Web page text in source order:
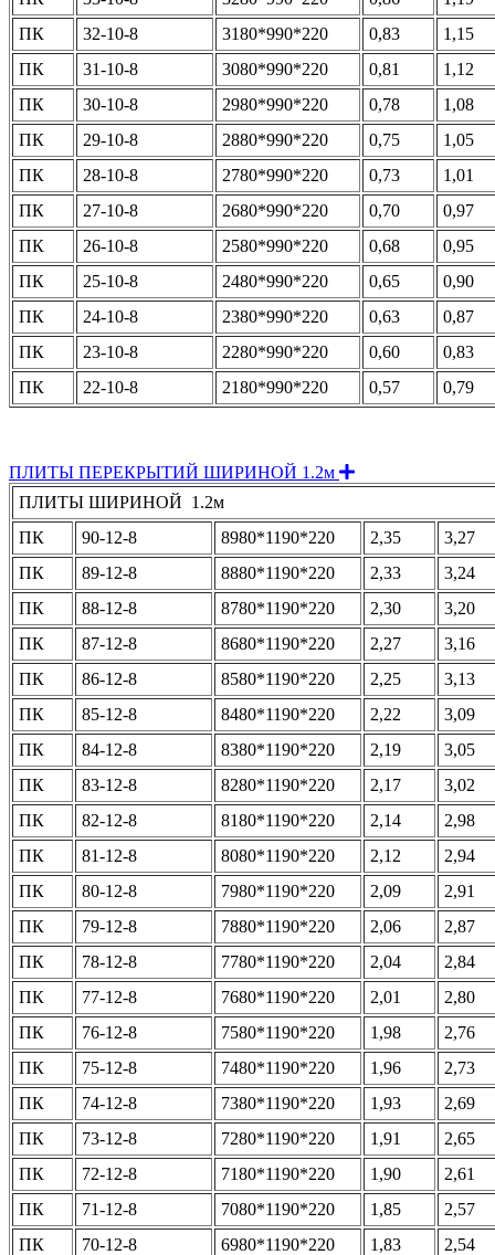
ПК
32-10-8 3180*990*220 0,83
1,15
ПК
31-10-8 3080*990*220 0,81
1,12
ПК
30-10-8 2980*990*220 0,78
1,08
ПК
29-10-8 2880*990*220 0,75
1,05
ПК
28-10-8 2780*990*220 0,73
1,01
ПК
27-10-8 2680*990*220 0,70
0,97
ПК
26-10-8 2580*990*220 0,68
0,95
ПК
25-10-8 2480*990*220 0,65
0,90
ПК
24-10-8 2380*990*220 0,63
0,87
ПК
23-10-8 2280*990*220 0,60
0,83
ПК
22-10-8 2180*990*220 0,57 0,79
ПЛИТЫ ПЕРЕКРЫТИЙ ШИРИНОЙ 1.2м Expand
ПЛИТЫ ШИРИНОЙ 1.2м
ПК
90-12-8 8980*1190*220 2,35
3,27
ПК
89-12-8 8880*1190*220 2,33
3,24
ПК
88-12-8 8780*1190*220 2,30
3,20
ПК
87-12-8 8680*1190*220 2,27
3,16
ПК
86-12-8 8580*1190*220 2,25
3,13
ПК
85-12-8 8480*1190*220 2,22
3,09
ПК
84-12-8 8380*1190*220 2,19
3,05
ПК
83-12-8 8280*1190*220 2,17
3,02
ПК
82-12-8 8180*1190*220 2,14
2,98
ПК
81-12-8 8080*1190*220 2,12
2,94
ПК
80-12-8 7980*1190*220 2,09
2,91
ПК
79-12-8 7880*1190*220 2,06
2,87
ПК
78-12-8 7780*1190*220 2,04
2,84
ПК
77-12-8 7680*1190*220 2,01
2,80
ПК
76-12-8 7580*1190*220 1,98
2,76
ПК
75-12-8 7480*1190*220 1,96
2,73
ПК
74-12-8 7380*1190*220 1,93
2,69
ПК
73-12-8 7280*1190*220 1,91
2,65
ПК
72-12-8 7180*1190*220 1,90
2,61
ПК
71-12-8 7080*1190*220 1,85
2,57
ПК
70-12-8 6980*1190*220 1,83
2,54